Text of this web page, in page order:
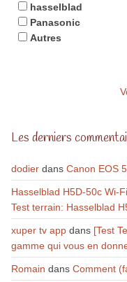
hasselblad
Panasonic
Autres
Les derniers
dodierdans Canon EOS
Hasselblad H5D-50c Wi-
Test terrain: Hasselblad
xuper tv appdans [Test
gamme qui vous en
Romain dans Comment